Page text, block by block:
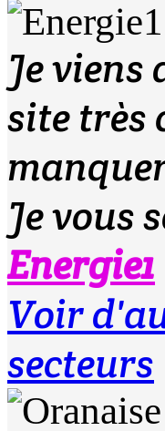
Je viens
site très
Je vous
Energie1
Voir
secteurs